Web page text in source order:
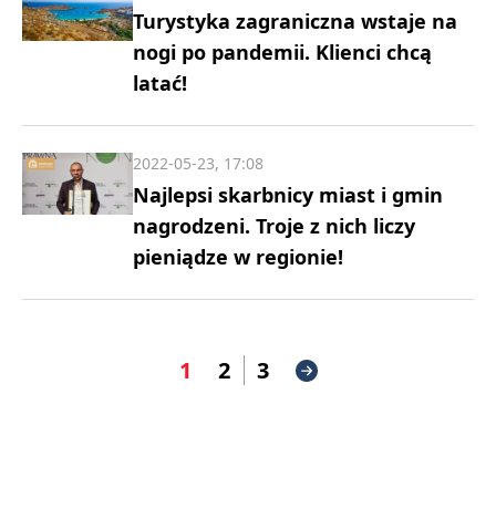
Turystyka zagraniczna wstaje na
nogi po pandemii. Klienci chcą
latać!
Najlepsi skarbnicy miast i gmin
nagrodzeni. Troje z nich liczy
pieniądze w regionie!
2022-05-23, 17:08
1 2 3